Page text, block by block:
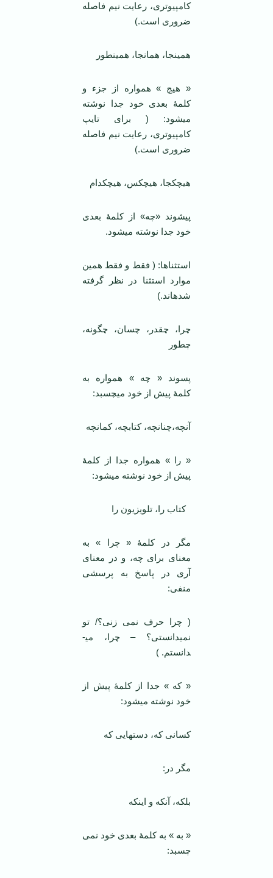
کامپیوتری، رعایت نیم فاصله
ضروری است.)
همین­جا، همان­جا، همین­طور
« هیچ » همواره از جزء و
کلمۀ بعدی خود جدا نوشته
می­شود: ( برای تایپ
کامپیوتری، رعایت نیم فاصله
ضروری است.)
هیچ­کجا، هیچ­کس، هیچ­کدام
پیشوند «چه» از کلمۀ بعدی
خود جدا نوشته می­شود.
استثناها: ( فقط و فقط همین
موارد استثنا در نظر گرفته
شده­اند.)
چرا، چقدر، چسان، چگونه،
چطور
پسوند « چه » همواره به
کلمۀ پیش از خود می­چسبد:
آنچه،چنانچه، کتابچه، کمانچه
« را » همواره جدا از کلمۀ
پیش از خود نوشته می­شود:
کتاب را، تلویزیون را
مگر در کلمۀ « چرا » به
معنای برای چه، و در معنای
آری در پاسخ به پرسشی
منفی:
( چرا حرف نمی زنی؟/ تو
نمی­دانستی؟ – چرا، می­
دانستم. )
« که » جدا از کلمۀ پیش از
خود نوشته می­شود:
کسانی که، دست­هایی که
مگر در:
بلکه، آنکه و اینکه
« به » به کلمۀ بعدی خود نمی
چسبد: